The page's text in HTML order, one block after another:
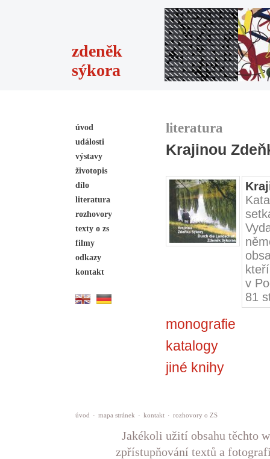
zdeněk
sýkora
úvod
události
výstavy
životopis
dílo
literatura
rozhovory
texty o zs
filmy
odkazy
kontakt
literatura
Krajinou
v
81
monografie
katalogy
jiné knihy
úvod · mapa stránek · kontakt · rozhovory o ZS
Jakékoli užití obsahu těchto
zpřístupňování textů a